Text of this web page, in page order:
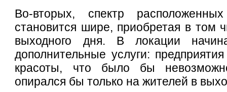
Во-вторых, спектр
становится шире, приобретая в том
выходного дня. В локации
дополнительные услуги:
красоты, что было бы
опирался бы только на жителей в